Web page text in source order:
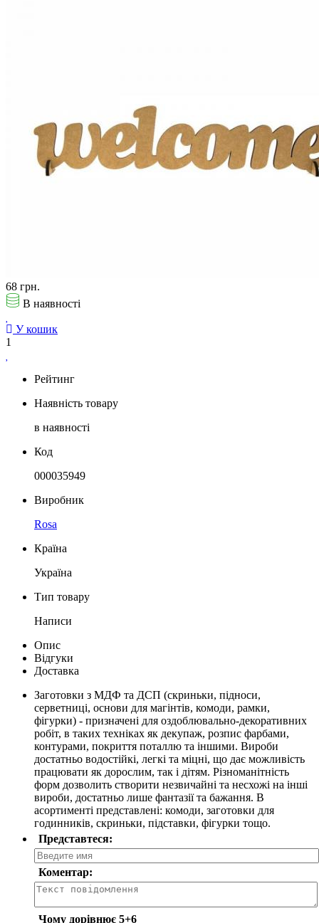
68 грн.
В наявності
У кошик
1
Рейтинг
Наявність товару
в наявності
Код
000035949
Виробник
Rosa
Країна
Україна
Тип товару
Написи
Опис
Відгуки
Доставка
Заготовки з МДФ та ДСП (скриньки, підноси,
серветниці, основи для магінтів, комоди, рамки,
фігурки) - призначені для оздоблювально-декоративних
робіт, в таких техніках як декупаж, розпис фарбами,
контурами, покриття поталлю та іншими. Вироби
достатньо водостійкі, легкі та міцні, що дає можливість
працювати як дорослим, так і дітям. Різноманітність
форм дозволить створити незвичайні та несхожі на інші
вироби, достатньо лише фантазії та бажання. В
асортименті представлені: комоди, заготовки для
годинників, скриньки, підставки, фігурки тощо.
Представтеся:
Коментар:
Чому дорівнює 5+6